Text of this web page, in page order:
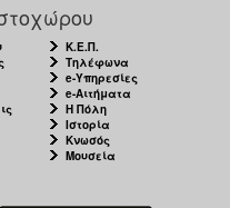
Κ.Ε.Π.
Τηλέφωνα
e-Υπηρεσίες
e-Αιτήματα
Η Πόλη
Ιστορία
Κνωσός
Μουσεία